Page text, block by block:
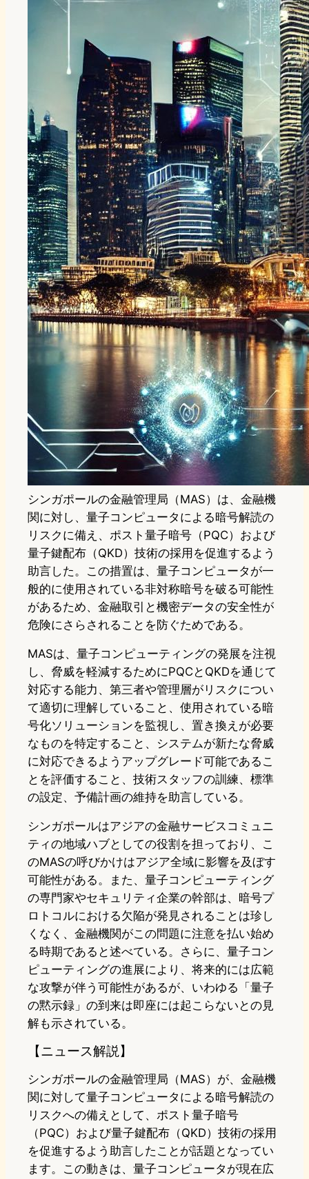
シンガポールの金融管理局（MAS）は、金融機
関に対し、量子コンピュータによる暗号解読の
リスクに備え、ポスト量子暗号（PQC）および
量子鍵配布（QKD）技術の採用を促進するよう
助言した。この措置は、量子コンピュータが一
般的に使用されている非対称暗号を破る可能性
があるため、金融取引と機密データの安全性が
危険にさらされることを防ぐためである。
MASは、量子コンピューティングの発展を注視
し、脅威を軽減するためにPQCとQKDを通じて
対応する能力、第三者や管理層がリスクについ
て適切に理解していること、使用されている暗
号化ソリューションを監視し、置き換えが必要
なものを特定すること、システムが新たな脅威
に対応できるようアップグレード可能であるこ
とを評価すること、技術スタッフの訓練、標準
の設定、予備計画の維持を助言している。
シンガポールはアジアの金融サービスコミュニ
ティの地域ハブとしての役割を担っており、こ
のMASの呼びかけはアジア全域に影響を及ぼす
可能性がある。また、量子コンピューティング
の専門家やセキュリティ企業の幹部は、暗号プ
ロトコルにおける欠陥が発見されることは珍し
くなく、金融機関がこの問題に注意を払い始め
る時期であると述べている。さらに、量子コン
ピューティングの進展により、将来的には広範
な攻撃が伴う可能性があるが、いわゆる「量子
の黙示録」の到来は即座には起こらないとの見
解も示されている。
【ニュース解説】
シンガポールの金融管理局（MAS）が、金融機
関に対して量子コンピュータによる暗号解読の
リスクへの備えとして、ポスト量子暗号
（PQC）および量子鍵配布（QKD）技術の採用
を促進するよう助言したことが話題となってい
ます。この動きは、量子コンピュータが現在広